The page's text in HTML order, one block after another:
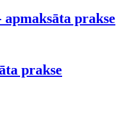
apmaksāta prakse
prakse